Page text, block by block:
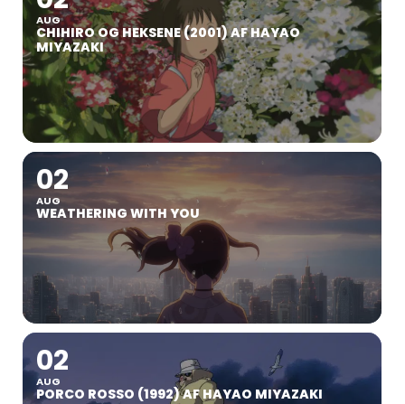
AUG
CHIHIRO OG HEKSENE (2001) AF HAYAO
MIYAZAKI
02
AUG
WEATHERING WITH YOU
02
AUG
PORCO ROSSO (1992) AF HAYAO MIYAZAKI